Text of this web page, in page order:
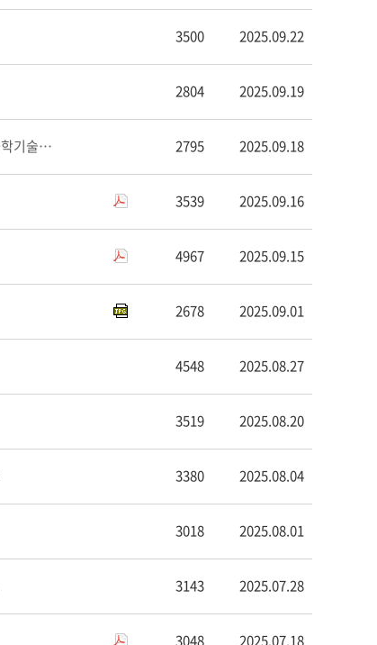
3500 2025.09.22
2804 2025.09.19
“과학기술부총리 신설, 기술선도 성장을 위한 역할과 과제”포럼 개최 (9.23, 한국과학기술회관) 2795 2025.09.18
3539 2025.09.16
4967 2025.09.15
2678 2025.09.01
4548 2025.08.27
3519 2025.08.20
3380 2025.08.04
3018 2025.08.01
3143 2025.07.28
3048 2025.07.18